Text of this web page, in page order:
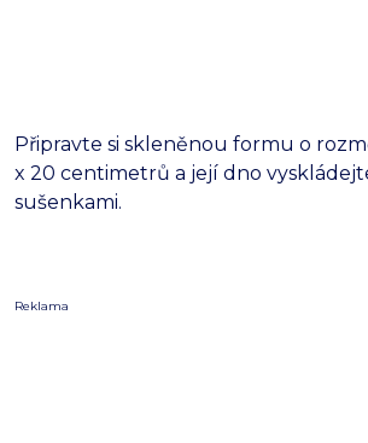
Připravte si skleněnou formu o
x 20 centimetrů a její dno
sušenkami.
Reklama